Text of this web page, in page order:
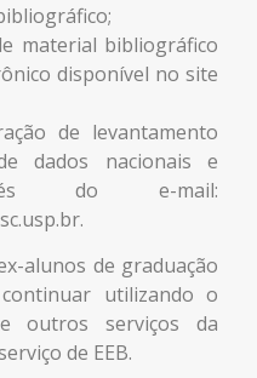
material bibliográfico
disponível no site
de levantamento
dados nacionais e
do e-mail:
.
alunos de graduação
utilizando o
outros serviços da
de EEB.